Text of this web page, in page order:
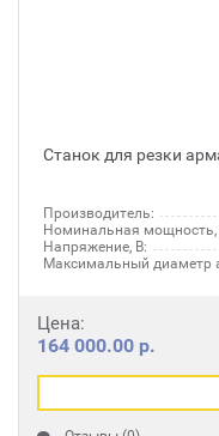
Станок для резки
Производитель:
Номинальная мощность,
Напряжение, В:
Максимальный диаметр
Цена:
164 000.00 р.